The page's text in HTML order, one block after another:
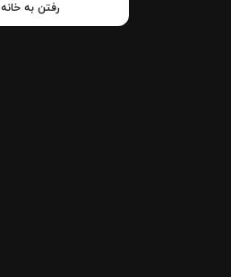
رفتن به خانه